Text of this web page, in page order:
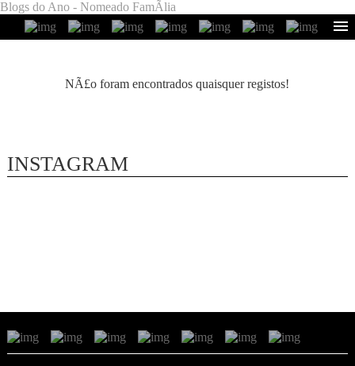
Blogs do Ano - Nomeado FamÃ­lia
NÃ£o foram encontrados quaisquer registos!
INSTAGRAM